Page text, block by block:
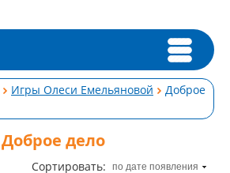
Игры Олеси Емельяновой
Доброе
Доброе дело
Сортировать: по дате появления